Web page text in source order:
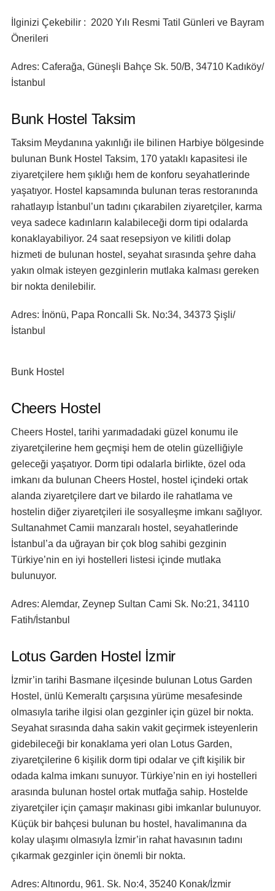
İlginizi Çekebilir : 2020 Yılı Resmi Tatil Günleri ve Bayram
Önerileri
Adres: Caferağa, Güneşli Bahçe Sk. 50/B, 34710 Kadıköy/
İstanbul
Bunk Hostel Taksim
Taksim Meydanına yakınlığı ile bilinen Harbiye bölgesinde
bulunan Bunk Hostel Taksim, 170 yataklı kapasitesi ile
ziyaretçilere hem şıklığı hem de konforu seyahatlerinde
yaşatıyor. Hostel kapsamında bulunan teras restoranında
rahatlayıp İstanbul’un tadını çıkarabilen ziyaretçiler, karma
veya sadece kadınların kalabileceği dorm tipi odalarda
konaklayabiliyor. 24 saat resepsiyon ve kilitli dolap
hizmeti de bulunan hostel, seyahat sırasında şehre daha
yakın olmak isteyen gezginlerin mutlaka kalması gereken
bir nokta denilebilir.
Adres: İnönü, Papa Roncalli Sk. No:34, 34373 Şişli/
İstanbul
Bunk Hostel
Cheers Hostel
Cheers Hostel, tarihi yarımadadaki güzel konumu ile
ziyaretçilerine hem geçmişi hem de otelin güzelliğiyle
geleceği yaşatıyor. Dorm tipi odalarla birlikte, özel oda
imkanı da bulunan Cheers Hostel, hostel içindeki ortak
alanda ziyaretçilere dart ve bilardo ile rahatlama ve
hostelin diğer ziyaretçileri ile sosyalleşme imkanı sağlıyor.
Sultanahmet Camii manzaralı hostel, seyahatlerinde
İstanbul’a da uğrayan bir çok blog sahibi gezginin
Türkiye’nin en iyi hostelleri listesi içinde mutlaka
bulunuyor.
Adres: Alemdar, Zeynep Sultan Cami Sk. No:21, 34110
Fatih/İstanbul
Lotus Garden Hostel İzmir
İzmir’in tarihi Basmane ilçesinde bulunan Lotus Garden
Hostel, ünlü Kemeraltı çarşısına yürüme mesafesinde
olmasıyla tarihe ilgisi olan gezginler için güzel bir nokta.
Seyahat sırasında daha sakin vakit geçirmek isteyenlerin
gidebileceği bir konaklama yeri olan Lotus Garden,
ziyaretçilerine 6 kişilik dorm tipi odalar ve çift kişilik bir
odada kalma imkanı sunuyor. Türkiye’nin en iyi hostelleri
arasında bulunan hostel ortak mutfağa sahip. Hostelde
ziyaretçiler için çamaşır makinası gibi imkanlar bulunuyor.
Küçük bir bahçesi bulunan bu hostel, havalimanına da
kolay ulaşımı olmasıyla İzmir’in rahat havasının tadını
çıkarmak gezginler için önemli bir nokta.
Adres: Altınordu, 961. Sk. No:4, 35240 Konak/İzmir